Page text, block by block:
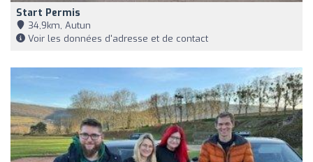
Start Permis
34,9km, Autun
Voir les données d'adresse et de contact